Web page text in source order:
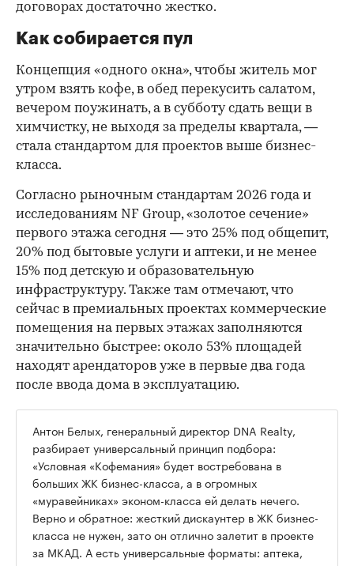
договорах достаточно жестко.
Как собирается пул
Концепция «одного окна», чтобы житель мог
утром взять кофе, в обед перекусить салатом,
вечером поужинать, а в субботу сдать вещи в
химчистку, не выходя за пределы квартала, —
стала стандартом для проектов выше бизнес-
класса.
Согласно рыночным стандартам 2026 года и
исследованиям NF Group, «золотое сечение»
первого этажа сегодня — это 25% под общепит,
20% под бытовые услуги и аптеки, и не менее
15% под детскую и образовательную
инфраструктуру. Также там отмечают, что
сейчас в премиальных проектах коммерческие
помещения на первых этажах заполняются
значительно быстрее: около 53% площадей
находят арендаторов уже в первые два года
после ввода дома в эксплуатацию.
Антон Белых, генеральный директор DNA Realty,
разбирает универсальный принцип подбора:
«Условная «Кофемания» будет востребована в
больших ЖК бизнес-класса, а в огромных
«муравейниках» эконом-класса ей делать нечего.
Верно и обратное: жесткий дискаунтер в ЖК бизнес-
класса не нужен, зато он отлично залетит в проекте
за МКАД. А есть универсальные форматы: аптека,